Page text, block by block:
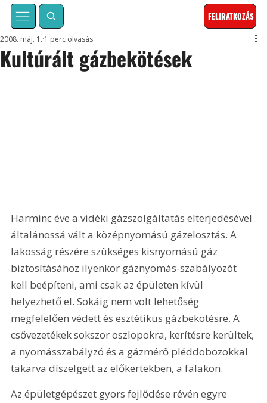
FELIRATKOZÁS
Kultúrált gázbekötések
2008. máj. 1. 1 perc olvasás
Harminc éve a vidéki gázszolgáltatás elterjedésével
általánossá vált a középnyomású gázelosztás. A
lakosság részére szükséges kisnyomású gáz
biztosításához ilyenkor gáznyomás-szabályozót
kell beépíteni, ami csak az épületen kívül
helyezhető el. Sokáig nem volt lehetőség
megfelelően védett és esztétikus gázbekötésre. A
csővezetékek sokszor oszlopokra, kerítésre kerültek,
a nyomásszabályzó és a gázmérő pléddobozokkal
takarva díszelgett az előkertekben, a falakon.
Az épületgépészet gyors fejlődése révén egyre